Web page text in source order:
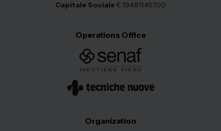
Capitale Sociale € 194.811.457,00
Operations Office
Organization